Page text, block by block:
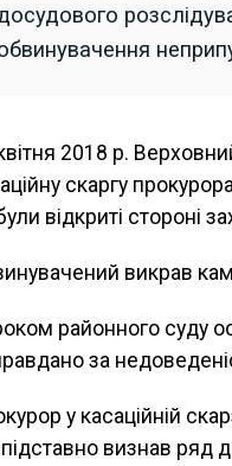
2018 р.
скаргу
відкриті стороні
викрав
районного суду
за
у касаційній
визнав ряд